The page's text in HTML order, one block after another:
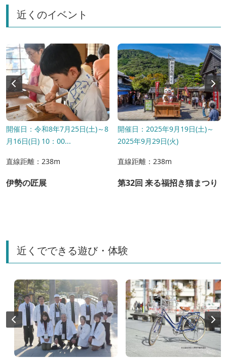
近くのイベント
開催日：令和8年7月25日(土)～8
月16日(日) 10：00...
直線距離：238m
伊勢の匠展
開催日：2025年9月19日(土)～
2025年9月29日(火)
直線距離：238m
第32回 来る福招き猫まつり
近くでできる遊び・体験